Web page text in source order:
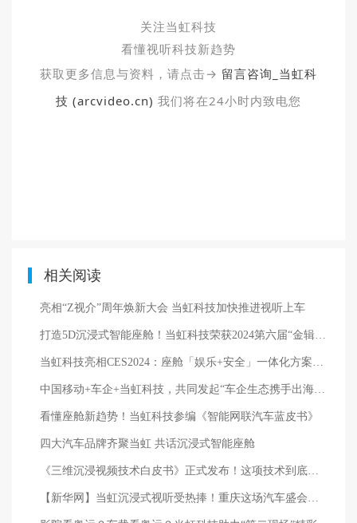
关注当虹科技
看懂视听科技新趋势
获取更多信息与资料，请点击→ 留言咨询_当虹科
技 (arcvideo.cn) 我们将在24小时内致电您
相关阅读
亮相“Z视介”周年焕新大会 当虹科技加快推进视听上车
打造5D沉浸式智能座舱！当虹科技荣获2024第六届“金辑奖·最佳技术实践应用奖”
当虹科技亮相CES2024：座舱「娱乐+安全」一体化方案，很吸睛！
中国移动+车企+当虹科技，共同发起“车企生态携手出海”倡议！
看懂座舱新趋势！当虹科技参编《智能网联汽车蓝皮书》
四大汽车品牌齐聚当虹 共话沉浸式智能座舱
《三维沉浸视频技术白皮书》正式发布！这项技术到底有多「沉浸」？
【新华网】当虹沉浸式视听受热捧！重庆这场汽车盛会展出5D、多屏、黄金听音位等新科技